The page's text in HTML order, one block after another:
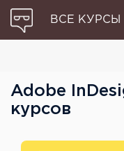
ВСЕ КУРСЫ
Adobe
курсов